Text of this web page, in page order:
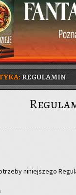
REGULAMIN
ni­niej­sze­go